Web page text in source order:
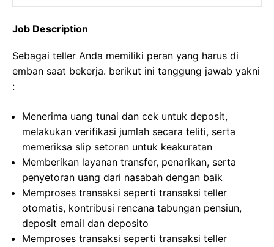
Job Description
Sebagai teller Anda memiliki peran yang harus di
emban saat bekerja. berikut ini tanggung jawab yakni
:
Menerima uang tunai dan cek untuk deposit,
melakukan verifikasi jumlah secara teliti, serta
memeriksa slip setoran untuk keakuratan
Memberikan layanan transfer, penarikan, serta
penyetoran uang dari nasabah dengan baik
Memproses transaksi seperti transaksi teller
otomatis, kontribusi rencana tabungan pensiun,
deposit email dan deposito
Memproses transaksi seperti transaksi teller